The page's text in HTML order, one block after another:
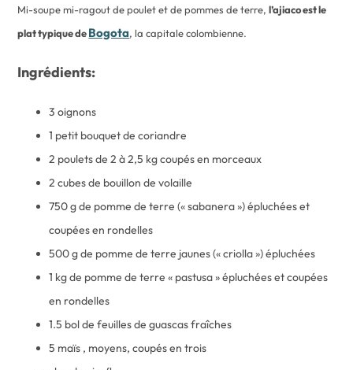
Mi-soupe mi-ragout de poulet et de pommes de terre,l’ajiaco est le
plat typique deBogota, la capitale colombienne.
Ingrédients:
3 oignons
1 petit bouquet de coriandre
2 poulets de 2 à 2,5 kg coupés en morceaux
2 cubes de bouillon de volaille
750 g de pomme de terre (« sabanera ») épluchées et
coupées en rondelles
500 g de pomme de terre jaunes (« criolla ») épluchées
1 kg de pomme de terre « pastusa » épluchées et coupées
en rondelles
1.5 bol de feuilles de guascas fraîches
5 maïs , moyens, coupés en trois